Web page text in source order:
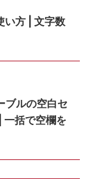
い方 | 文字数
ブルの空白セ
括で空欄を